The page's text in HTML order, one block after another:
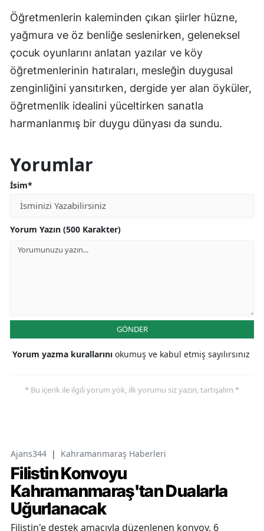
Öğretmenlerin kaleminden çıkan şiirler hüzne,
yağmura ve öz benliğe seslenirken, geleneksel
çocuk oyunlarını anlatan yazılar ve köy
öğretmenlerinin hatıraları, mesleğin duygusal
zenginliğini yansıtırken, dergide yer alan öyküler,
öğretmenlik idealini yüceltirken sanatla
harmanlanmış bir duygu dünyası da sundu.
Yorumlar
İsim*
Yorum Yazın (500 Karakter)
GÖNDER
Yorum yazma kurallarını okumuş ve kabul etmiş sayılırsınız
* Bu içerik ile ilgili yorum yok, ilk yorumu siz yazın, tartışalım *
Ajans344 | Kahramanmaraş Haberleri
Filistin Konvoyu
Kahramanmaraş'tan Dualarla
Uğurlanacak
Filistin'e destek amacıyla düzenlenen konvoy, 6